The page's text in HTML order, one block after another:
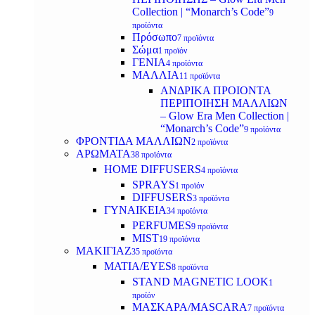
Collection | “Monarch’s Code”9
προϊόντα
Πρόσωπο7 προϊόντα
Σώμα1 προϊόν
ΓΕΝΙΑ4 προϊόντα
ΜΑΛΛΙΑ 11 προϊόντα
ΑΝΔΡΙΚΑ ΠΡΟΙΟΝΤΑ
ΠΕΡΙΠΟΙΗΣΗ ΜΑΛΛΙΩΝ
– Glow Era Men Collection |
“Monarch’s Code”9 προϊόντα
ΦΡΟΝΤΙΔΑ ΜΑΛΛΙΩΝ2 προϊόντα
ΑΡΩΜΑΤΑ38 προϊόντα
HOME DIFFUSERS4 προϊόντα
SPRAYS1 προϊόν
DIFFUSERS3 προϊόντα
ΓΥΝΑΙΚΕΙΑ34 προϊόντα
PERFUMES9 προϊόντα
MIST19 προϊόντα
ΜΑΚΙΓΙΑΖ35 προϊόντα
ΜΑΤΙΑ/EYES8 προϊόντα
STAND MAGNETIC LOOK1
προϊόν
ΜΑΣΚΑΡΑ/MASCARA7 προϊόντα